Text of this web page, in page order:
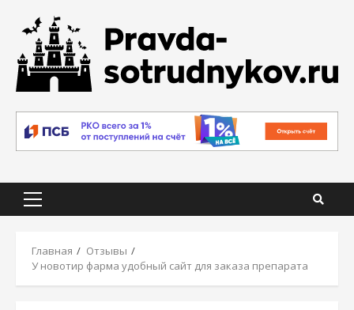
content
Primary
Главная
Отзывы
У новотир фарма удобный сайт для заказа препарата